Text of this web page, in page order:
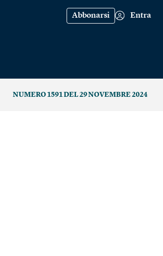
Abbonarsi Entra
NUMERO 1591 DEL 29 NOVEMBRE 2024